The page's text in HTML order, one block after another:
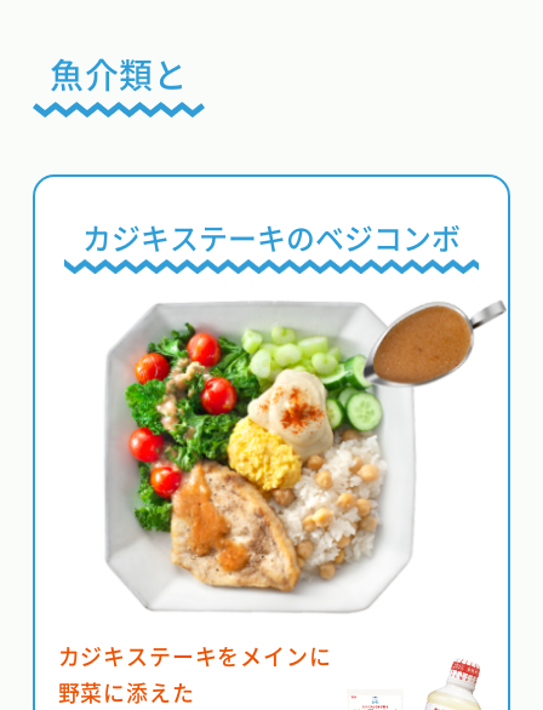
魚介類と
カジキステーキのベジコンボ
カジキステーキをメインに
野菜に添えた